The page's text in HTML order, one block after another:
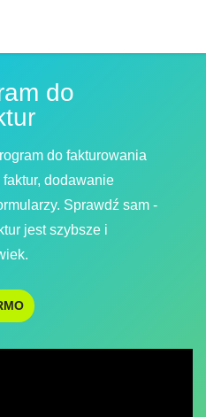
do
do fakturowania
dodawanie
Sprawdź sam -
jest szybsze i